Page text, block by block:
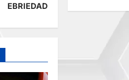
EBRIEDAD